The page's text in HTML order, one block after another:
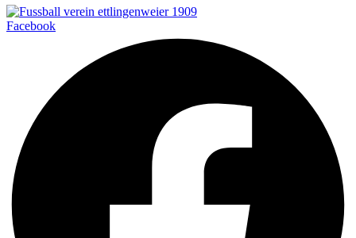
Facebook